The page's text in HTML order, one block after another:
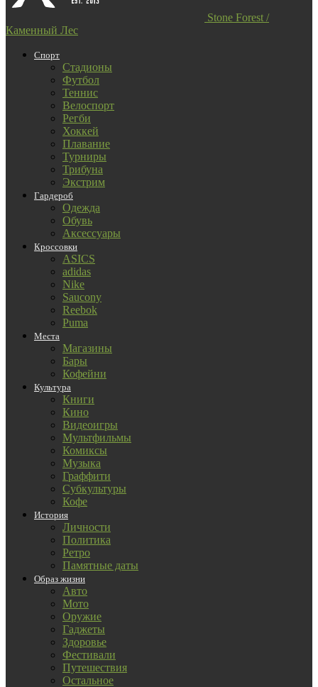
Stone Forest /
Каменный Лес
Спорт
Стадионы
Футбол
Теннис
Велоспорт
Регби
Хоккей
Плавание
Турниры
Трибуна
Экстрим
Гардероб
Одежда
Обувь
Аксессуары
Кроссовки
ASICS
adidas
Nike
Saucony
Reebok
Puma
Места
Магазины
Бары
Кофейни
Культура
Книги
Кино
Видеоигры
Мультфильмы
Комиксы
Музыка
Граффити
Субкультуры
Кофе
История
Личности
Политика
Ретро
Памятные даты
Образ жизни
Авто
Мото
Оружие
Гаджеты
Здоровье
Фестивали
Путешествия
Остальное